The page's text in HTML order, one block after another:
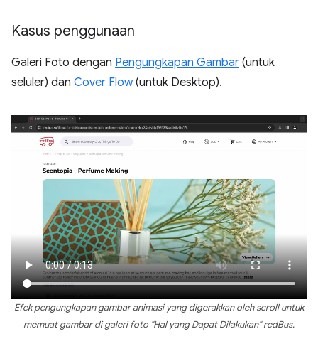
Kasus penggunaan
Galeri Foto dengan Pengungkapan Gambar (untuk
seluler) dan Cover Flow(untuk Desktop).
Efek pengungkapan gambar animasi yang digerakkan oleh scroll untuk
memuat gambar di galeri foto "Hal yang Dapat Dilakukan" redBus.